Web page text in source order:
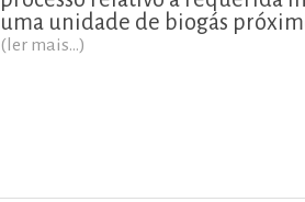
uma unidade de biogás
(ler mais...)